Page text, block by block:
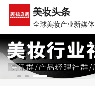
美妆头条
全球美妆产业新媒体